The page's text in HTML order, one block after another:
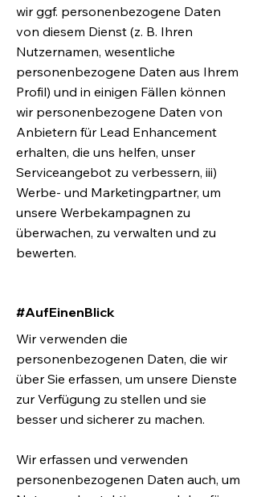
wir ggf. personenbezogene Daten
von diesem Dienst (z. B. Ihren
Nutzernamen, wesentliche
personenbezogene Daten aus Ihrem
Profil) und in einigen Fällen können
wir personenbezogene Daten von
Anbietern für Lead Enhancement
erhalten, die uns helfen, unser
Serviceangebot zu verbessern, iii)
Werbe- und Marketingpartner, um
unsere Werbekampagnen zu
überwachen, zu verwalten und zu
bewerten.
#AufEinenBlick
Wir verwenden die
personenbezogenen Daten, die wir
über Sie erfassen, um unsere Dienste
zur Verfügung zu stellen und sie
besser und sicherer zu machen.
Wir erfassen und verwenden
personenbezogenen Daten auch, um